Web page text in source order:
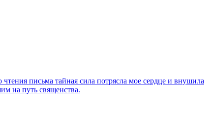
письма тайная сила потрясла мое сердце и внушила
на путь священства.